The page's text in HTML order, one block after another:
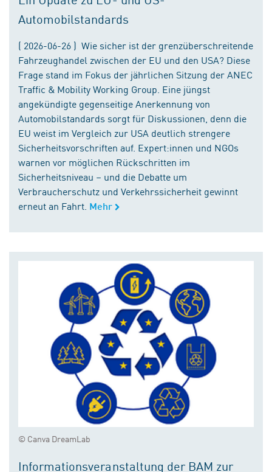
Automobilstandards
( 2026-06-26 ) Wie sicher ist der grenzüberschreitende
Fahrzeughandel zwischen der EU und den USA? Diese
Frage stand im Fokus der jährlichen Sitzung der ANEC
Traffic & Mobility Working Group. Eine jüngst
angekündigte gegenseitige Anerkennung von
Automobilstandards sorgt für Diskussionen, denn die
EU weist im Vergleich zur USA deutlich strengere
Sicherheitsvorschriften auf. Expert:innen und NGOs
warnen vor möglichen Rückschritten im
Sicherheitsniveau – und die Debatte um
Verbraucherschutz und Verkehrssicherheit gewinnt
erneut an Fahrt. Mehr
© Canva DreamLab
Informationsveranstaltung der BAM zur